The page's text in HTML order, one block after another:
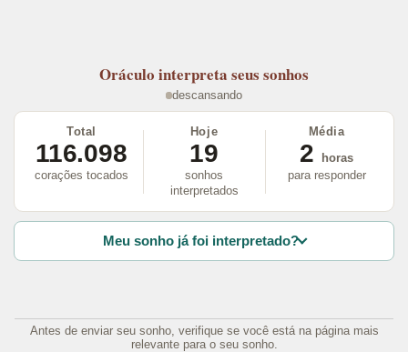
Oráculo interpreta seus sonhos
descansando
Total
116.098
corações tocados
Hoje
19
sonhos
interpretados
Média
2
horas
para responder
Meu sonho já foi interpretado?
Antes de enviar seu sonho, verifique se você está na página mais
relevante para o seu sonho.